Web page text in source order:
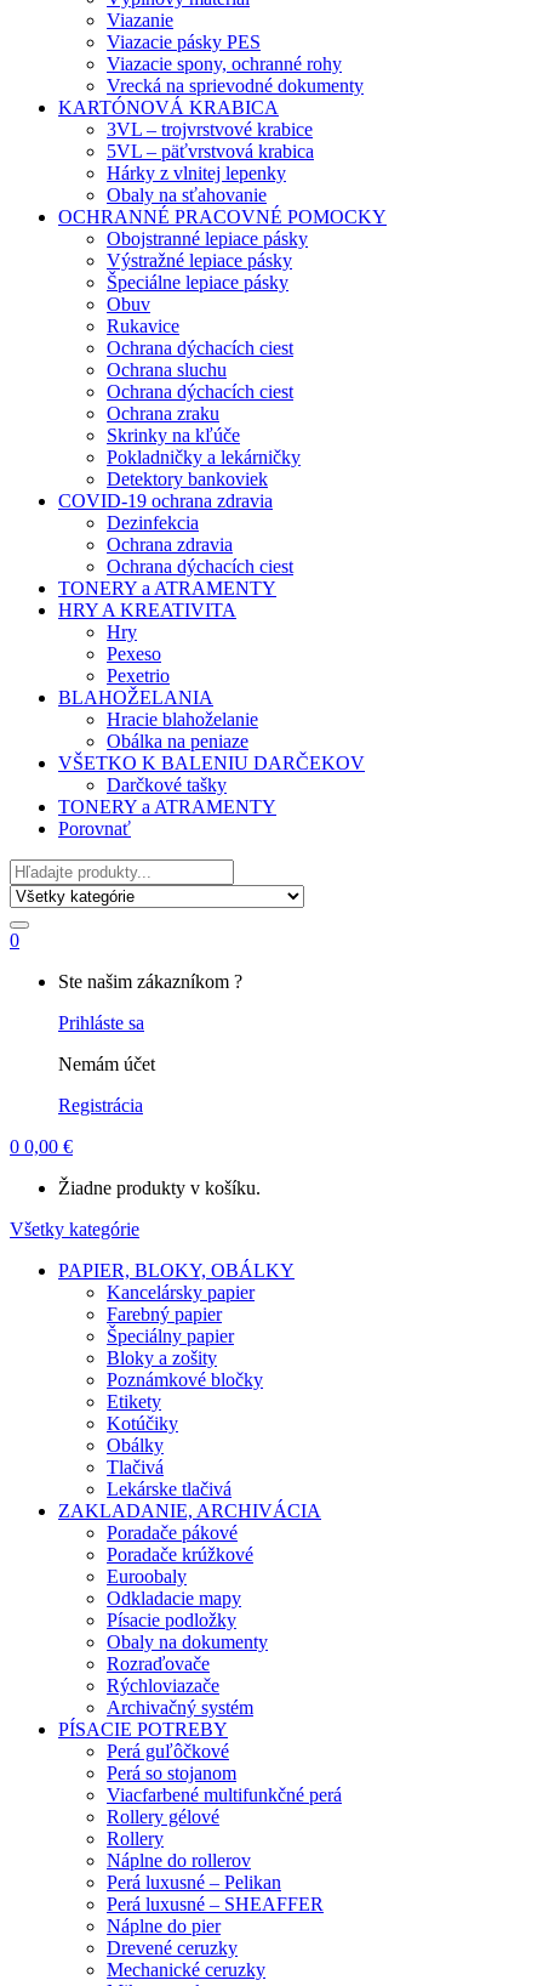
Viazanie
Viazacie pásky PES
Viazacie spony, ochranné rohy
Vrecká na sprievodné dokumenty
KARTÓNOVÁ KRABICA
3VL – trojvrstvové krabice
5VL – päťvrstvová krabica
Hárky z vlnitej lepenky
Obaly na sťahovanie
OCHRANNÉ PRACOVNÉ POMOCKY
Obojstranné lepiace pásky
Výstražné lepiace pásky
Špeciálne lepiace pásky
Obuv
Rukavice
Ochrana dýchacích ciest
Ochrana sluchu
Ochrana dýchacích ciest
Ochrana zraku
Skrinky na kľúče
Pokladničky a lekárničky
Detektory bankoviek
COVID-19 ochrana zdravia
Dezinfekcia
Ochrana zdravia
Ochrana dýchacích ciest
TONERY a ATRAMENTY
HRY A KREATIVITA
Hry
Pexeso
Pexetrio
BLAHOŽELANIA
Hracie blahoželanie
Obálka na peniaze
VŠETKO K BALENIU DARČEKOV
Darčkové tašky
TONERY a ATRAMENTY
Porovnať
Hľadať
0
Ste našim zákazníkom ?
Prihláste sa
Nemám účet
Registrácia
0 0,00 €
Žiadne produkty v košíku.
Všetky kategórie
PAPIER, BLOKY, OBÁLKY
Kancelársky papier
Farebný papier
Špeciálny papier
Bloky a zošity
Poznámkové bločky
Etikety
Kotúčiky
Obálky
Tlačivá
Lekárske tlačivá
ZAKLADANIE, ARCHIVÁCIA
Poradače pákové
Poradače krúžkové
Euroobaly
Odkladacie mapy
Písacie podložky
Obaly na dokumenty
Rozraďovače
Rýchloviazače
Archivačný systém
PÍSACIE POTREBY
Perá guľôčkové
Perá so stojanom
Viacfarbené multifunkčné perá
Rollery gélové
Rollery
Náplne do rollerov
Perá luxusné – Pelikan
Perá luxusné – SHEAFFER
Náplne do pier
Drevené ceruzky
Mechanické ceruzky